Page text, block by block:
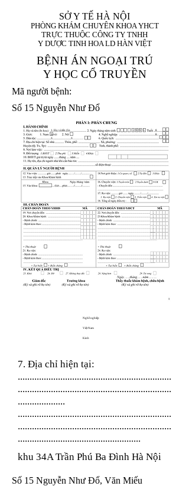
SỞ Y TẾ HÀ NỘI
PHÒNG KHÁM CHUYÊN KHOA YHCT
TRỰC THUỘC CÔNG TY TNHH
Y DƯỢC TINH HOA LD HÀN VIỆT
BỆNH ÁN NGOẠI TRÚ
Y HỌC CỔ TRUYỀN
Mã người bệnh:
Số 15 Nguyễn Như Đổ
1. Họ và tên (In
hoa):
1 9 9 5
8
8
X
X
Nghề nghiệp
Việt Nam
Kinh
7. Địa chỉ hiện tại:
.................................................................
.................................................................
....................
.................................................................
.................................................................
....................................................
khu 34A Trần Phú Ba Đình Hà Nội
Số 15 Nguyễn Như Đổ, Văn Miếu